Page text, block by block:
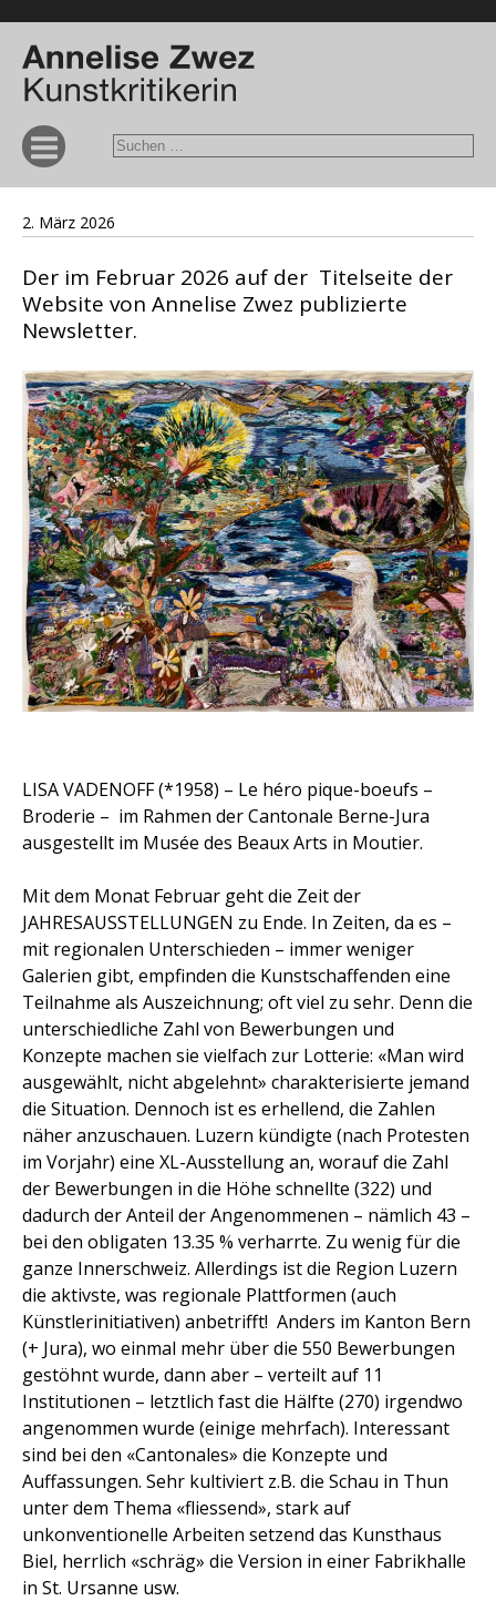
2. März 2026
Der im Februar 2026 auf der Titelseite der
Website von Annelise Zwez publizierte
Newsletter.
LISA VADENOFF (*1958) – Le héro pique-boeufs –
Broderie – im Rahmen der Cantonale Berne-Jura
ausgestellt im Musée des Beaux Arts in Moutier.
Mit dem Monat Februar geht die Zeit der
JAHRESAUSSTELLUNGEN zu Ende. In Zeiten, da es –
mit regionalen Unterschieden – immer weniger
Galerien gibt, empfinden die Kunstschaffenden eine
Teilnahme als Auszeichnung; oft viel zu sehr. Denn die
unterschiedliche Zahl von Bewerbungen und
Konzepte machen sie vielfach zur Lotterie: «Man wird
ausgewählt, nicht abgelehnt» charakterisierte jemand
die Situation. Dennoch ist es erhellend, die Zahlen
näher anzuschauen. Luzern kündigte (nach Protesten
im Vorjahr) eine XL-Ausstellung an, worauf die Zahl
der Bewerbungen in die Höhe schnellte (322) und
dadurch der Anteil der Angenommenen – nämlich 43 –
bei den obligaten 13.35 % verharrte. Zu wenig für die
ganze Innerschweiz. Allerdings ist die Region Luzern
die aktivste, was regionale Plattformen (auch
Künstlerinitiativen) anbetrifft! Anders im Kanton Bern
(+ Jura), wo einmal mehr über die 550 Bewerbungen
gestöhnt wurde, dann aber – verteilt auf 11
Institutionen – letztlich fast die Hälfte (270) irgendwo
angenommen wurde (einige mehrfach). Interessant
sind bei den «Cantonales» die Konzepte und
Auffassungen. Sehr kultiviert z.B. die Schau in Thun
unter dem Thema «fliessend», stark auf
unkonventionelle Arbeiten setzend das Kunsthaus
Biel, herrlich «schräg» die Version in einer Fabrikhalle
in St. Ursanne usw.